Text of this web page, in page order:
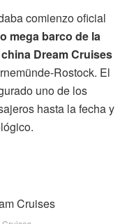
comienzo oficial
mega barco de la
Dream Cruises
Rostock. El
uno de los
hasta la fecha y